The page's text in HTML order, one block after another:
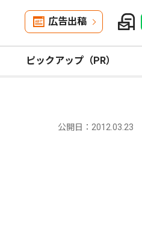
広告出稿
ピックアップ（PR）
公開日：2012.03.23